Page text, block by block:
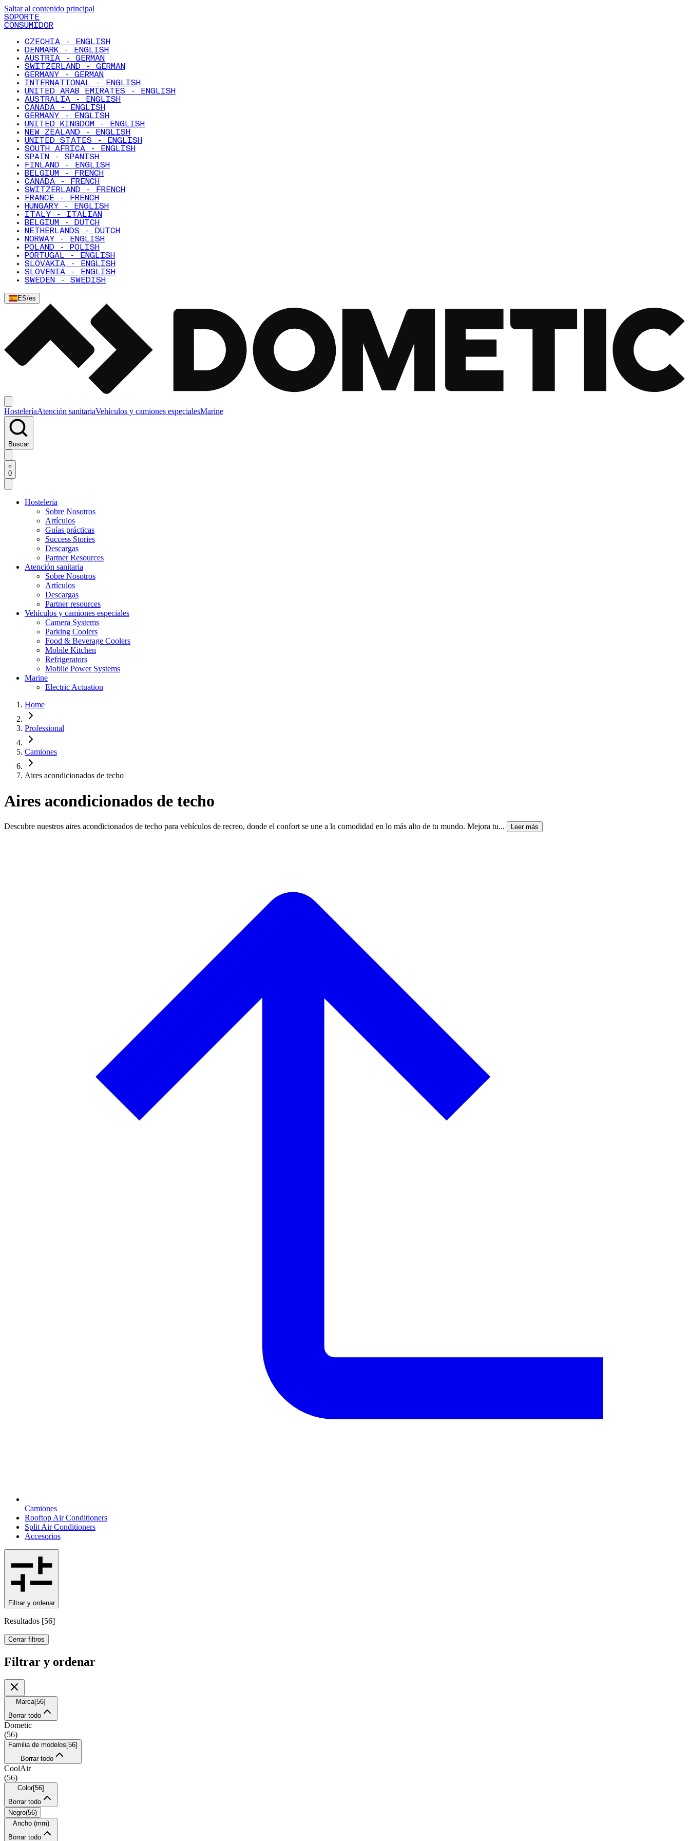
Saltar al contenido principal
SOPORTE
CONSUMIDOR
CZECHIA - ENGLISH
DENMARK - ENGLISH
AUSTRIA - GERMAN
SWITZERLAND - GERMAN
GERMANY - GERMAN
INTERNATIONAL - ENGLISH
UNITED ARAB EMIRATES - ENGLISH
AUSTRALIA - ENGLISH
CANADA - ENGLISH
GERMANY - ENGLISH
UNITED KINGDOM - ENGLISH
NEW ZEALAND - ENGLISH
UNITED STATES - ENGLISH
SOUTH AFRICA - ENGLISH
SPAIN - SPANISH
FINLAND - ENGLISH
BELGIUM - FRENCH
CANADA - FRENCH
SWITZERLAND - FRENCH
FRANCE - FRENCH
HUNGARY - ENGLISH
ITALY - ITALIAN
BELGIUM - DUTCH
NETHERLANDS - DUTCH
NORWAY - ENGLISH
POLAND - POLISH
PORTUGAL - ENGLISH
SLOVAKIA - ENGLISH
SLOVENIA - ENGLISH
SWEDEN - SWEDISH
ES/es
HosteleríaAtención sanitariaVehículos y camiones especialesMarine
Buscar
0
Hostelería
Sobre Nosotros
Artículos
Guías prácticas
Success Stories
Descargas
Partner Resources
Atención sanitaria
Sobre Nosotros
Artículos
Descargas
Partner resources
Vehículos y camiones especiales
Camera Systems
Parking Coolers
Food & Beverage Coolers
Mobile Kitchen
Refrigerators
Mobile Power Systems
Marine
Electric Actuation
Home
Professional
Camiones
Aires acondicionados de techo
Aires acondicionados de techo
Descubre nuestros aires acondicionados de techo para vehículos de recreo, donde el confort se une a la comodidad en lo más alto de tu mundo. Mejora tu... Leer más
Camiones
Rooftop Air Conditioners
Split Air Conditioners
Accesorios
Filtrar y ordenar
Resultados [56]
Cerrar filtros
Filtrar y ordenar
Marca[56]
Borrar todo
Dometic
(56)
Familia de modelos [56]
Borrar todo
CoolAir
(56)
Color[56]
Borrar todo
Negro(56)
Ancho (mm)
Borrar todo